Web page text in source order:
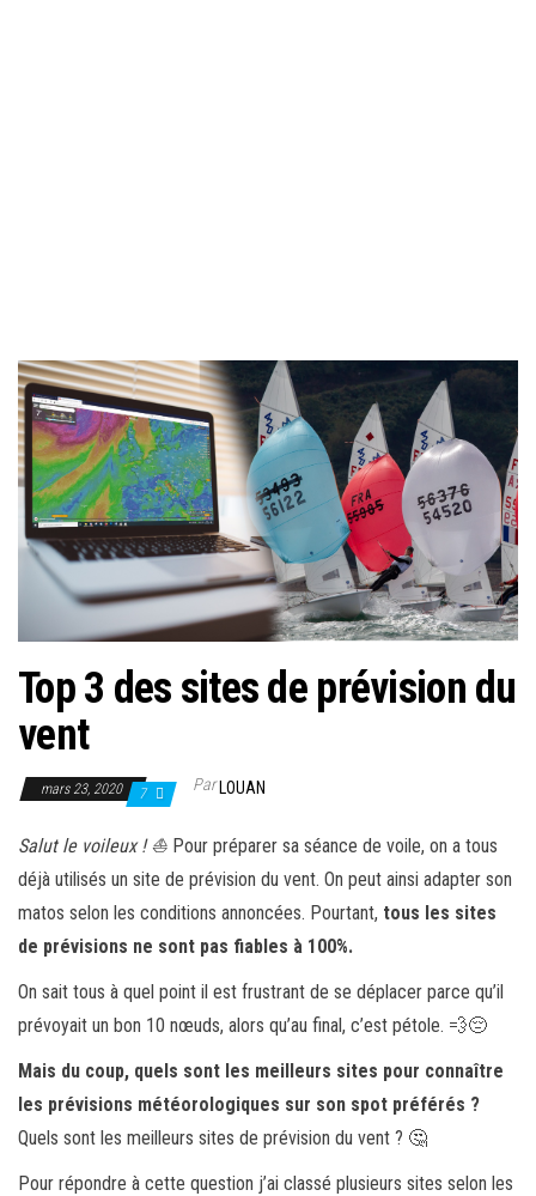
Top 3 des sites de prévision du
vent
mars 23, 2020 7 ParLOUAN
Salut le voileux ! ⛵ Pour préparer sa séance de voile, on a tous
déjà utilisés un site de prévision du vent. On peut ainsi adapter son
matos selon les conditions annoncées. Pourtant, tous les sites
de prévisions ne sont pas fiables à 100%.
On sait tous à quel point il est frustrant de se déplacer parce qu’il
prévoyait un bon 10 nœuds, alors qu’au final, c’est pétole. 💨😔
Mais du coup, quels sont les meilleurs sites pour connaître
les prévisions météorologiques sur son spot préférés ?
Quels sont les meilleurs sites de prévision du vent ? 🤔
Pour répondre à cette question j’ai classé plusieurs sites selon les